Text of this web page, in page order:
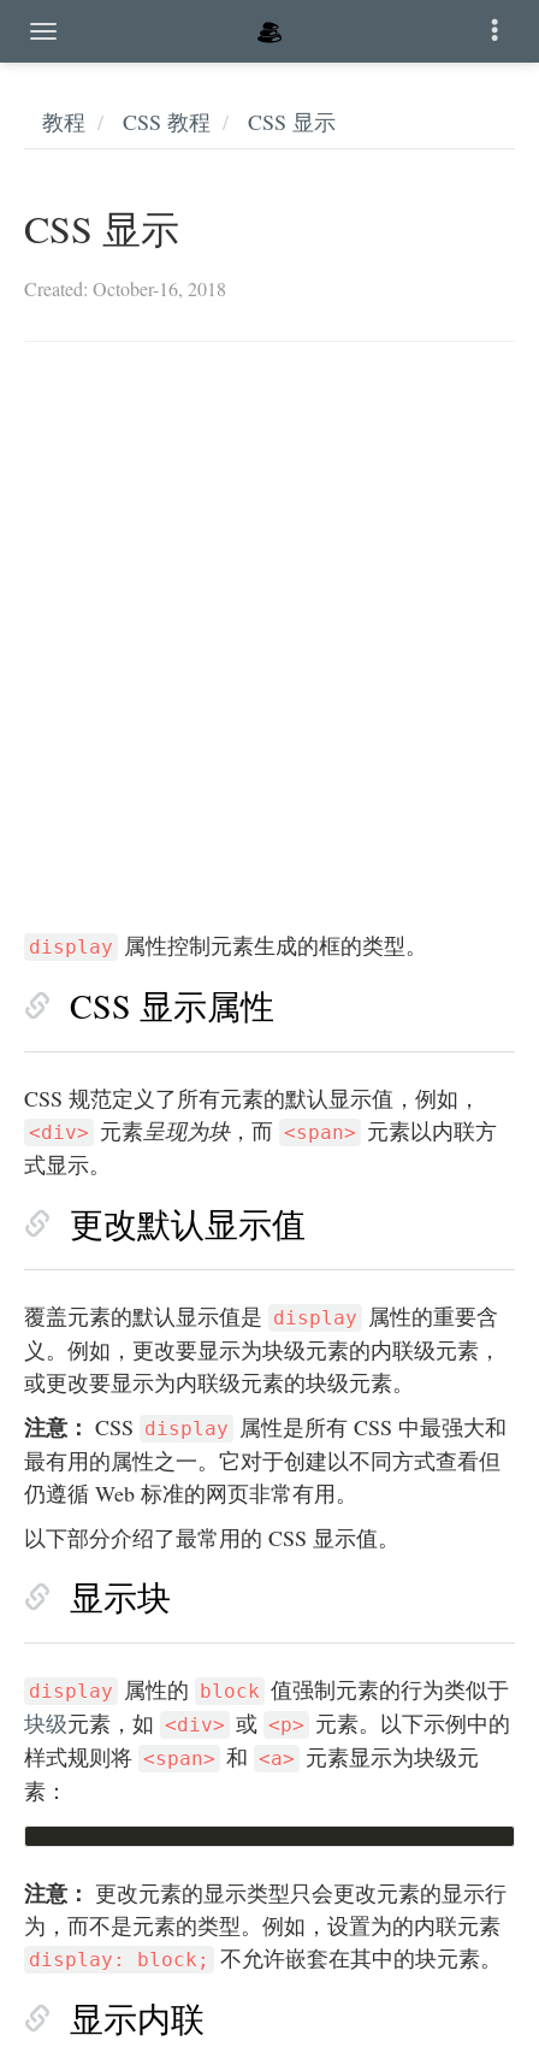
教程 CSS 教程 CSS 显示
CSS 显示
Created: October-16, 2018
display 属性控制元素生成的框的类型。
CSS 显示属性
CSS 规范定义了所有元素的默认显示值，例如，
<div> 元素呈现为块，而 <span> 元素以内联方
式显示。
更改默认显示值
覆盖元素的默认显示值是 display
属性的重要含
义。例如，更改要显示为块级元素的内联级元素，
或更改要显示为内联级元素的块级元素。
注意： CSS display
属性是所有 CSS 中最强大和
最有用的属性之一。它对于创建以不同方式查看但
仍遵循 Web 标准的网页非常有用。
以下部分介绍了最常用的 CSS 显示值。
显示块
display 属性的 block 值强制元素的行为类似于
块级元素，如 <div> 或 <p> 元素。以下示例中的
样式规则将 <span> 和 <a> 元素显示为块级元
素：
注意： 更改元素的显示类型只会更改元素的显示行
为，而不是元素的类型。例如，设置为的内联元素
display: block; 不允许嵌套在其中的块元素。
显示内联